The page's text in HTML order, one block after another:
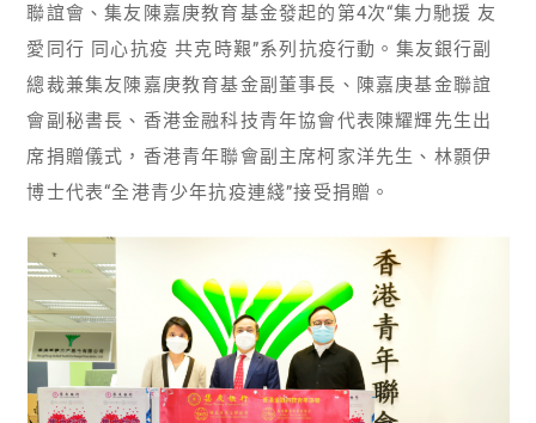
聯誼會、集友陳嘉庚教育基金發起的第4次“集力馳援 友
愛同行 同心抗疫 共克時艱”系列抗疫行動。集友銀行副
總裁兼集友陳嘉庚教育基金副董事長、陳嘉庚基金聯誼
會副秘書長、香港金融科技青年協會代表陳耀輝先生出
席捐贈儀式，香港青年聯會副主席柯家洋先生、林顥伊
博士代表“全港青少年抗疫連綫”接受捐贈。